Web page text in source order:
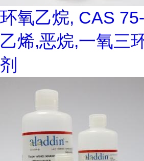
环氧乙烷, CAS
乙烯,恶烷,一氧三
剂